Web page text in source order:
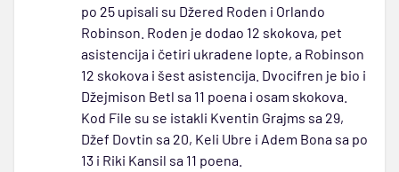
po 25 upisali su Džered Roden i Orlando
Robinson. Roden je dodao 12 skokova, pet
asistencija i četiri ukradene lopte, a Robinson
12 skokova i šest asistencija. Dvocifren je bio i
Džejmison Betl sa 11 poena i osam skokova.
Kod File su se istakli Kventin Grajms sa 29,
Džef Dovtin sa 20, Keli Ubre i Adem Bona sa po
13 i Riki Kansil sa 11 poena.